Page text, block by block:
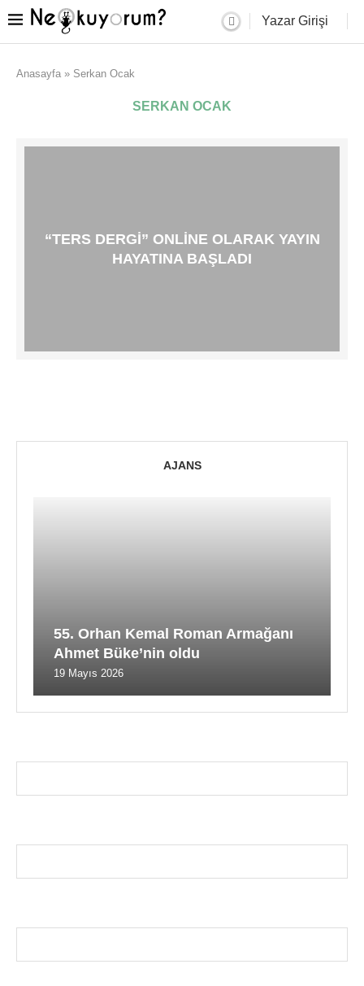
Yazar Girişi
Anasayfa » Serkan Ocak
SERKAN OCAK
“TERS DERGI” ONLINE OLARAK YAYIN
HAYATINA BAŞLADI
AJANS
55. Orhan Kemal Roman Armağanı
Ahmet Büke’nin oldu
19 Mayıs 2026